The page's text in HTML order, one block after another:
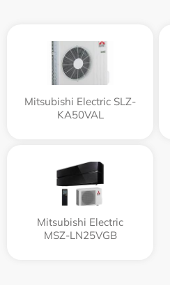
Mitsubishi Electric SLZ-
KA50VAL
Mitsubishi Electric
MSZ-LN25VGB